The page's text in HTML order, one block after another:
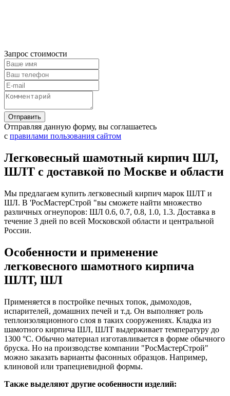
Запрос стоимости
Отправляя данную форму, вы соглашаетесь
с правилами пользования сайтом
Легковесный шамотный кирпич ШЛ,
ШЛТ с доставкой по Москве и области
Мы предлагаем купить легковесный кирпич марок ШЛТ и
ШЛ. В 'РосМастерСтрой "вы сможете найти множество
различных огнеупоров: ШЛ 0.6, 0.7, 0.8, 1.0, 1.3. Доставка в
течение 3 дней по всей Московской области и центральной
России.
Особенности и применение
легковесного шамотного кирпича
ШЛТ, ШЛ
Применяется в постройке печных топок, дымоходов,
испарителей, домашних печей и т.д. Он выполняет роль
теплоизоляционного слоя в таких сооружениях. Кладка из
шамотного кирпича ШЛ, ШЛТ выдерживает температуру до
1300 °С. Обычно материал изготавливается в форме обычного
бруска. Но на производстве компании "РосМастерСтрой"
можно заказать варианты фасонных образцов. Например,
клиновой или трапециевидной формы.
Также выделяют другие особенности изделий: